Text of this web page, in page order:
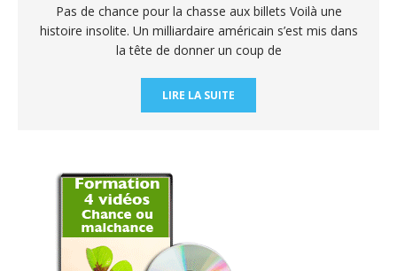
Pas de chance pour la chasse aux billets Voilà une
histoire insolite. Un milliardaire américain s’est mis dans
la tête de donner un coup de
LIRE LA SUITE